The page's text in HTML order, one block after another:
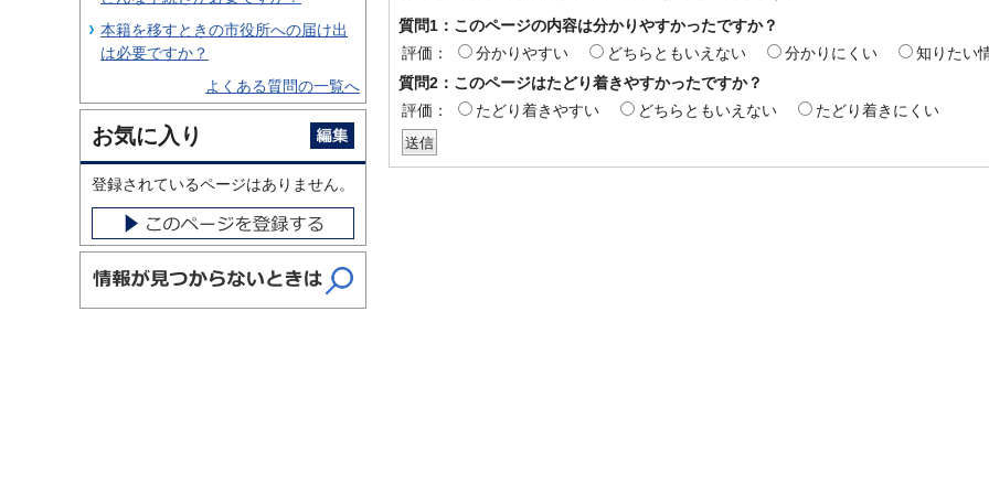
質問1：このページの内容は分かりやすかったですか？
評価：
分かりやすい どちらともいえない 分かりにくい
知りたい
質問2：このページはたどり着きやすかったですか？
評価：
たどり着きやすい どちらともいえない たどり着きにくい
本籍を移すときの市役所への届け出
は必要ですか？
よくある質問の一覧へ
お気に入り
登録されているページはありません。